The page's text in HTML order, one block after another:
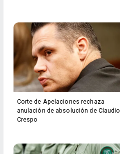
Corte de Apelaciones rechaza
anulación de absolución de Claudio
Crespo